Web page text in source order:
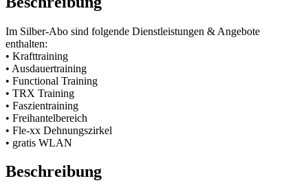
Im Silber-Abo sind folgende Dienstleistungen & Angebote
enthalten:
• Krafttraining
• Ausdauertraining
• Functional Training
• TRX Training
• Faszientraining
• Freihantelbereich
• Fle-xx Dehnungszirkel
• gratis WLAN
Beschreibung